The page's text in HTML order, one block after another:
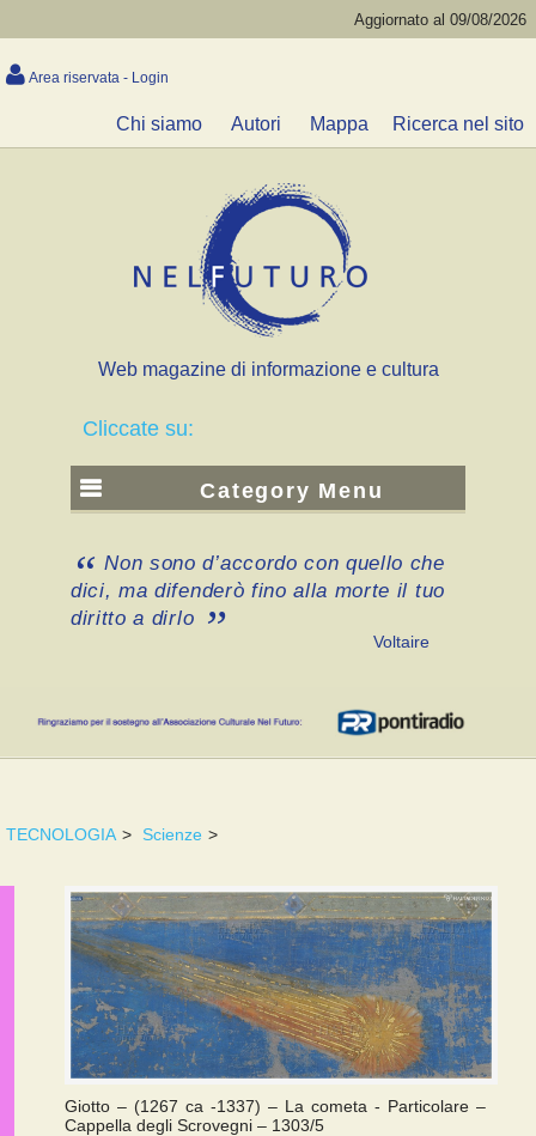
Aggiornato al 09/08/2026
Area riservata - Login
Chi siamo Autori Mappa Ricerca nel sito
Web magazine di informazione e cultura
Cliccate su:
Category Menu
Non sono d’accordo con quello che
dici, ma difenderò fino alla morte il tuo
diritto a dirlo
Voltaire
TECNOLOGIA > Scienze >
Giotto – (1267 ca -1337) – La cometa - Particolare –
Cappella degli Scrovegni – 1303/5